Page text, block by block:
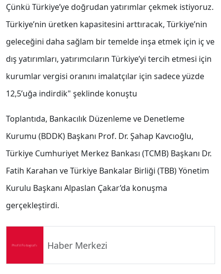
Çünkü Türkiye’ye doğrudan yatırımlar çekmek istiyoruz.
Türkiye’nin üretken kapasitesini arttıracak, Türkiye’nin
geleceğini daha sağlam bir temelde inşa etmek için iç ve
dış yatırımları, yatırımcıların Türkiye’yi tercih etmesi için
kurumlar vergisi oranını imalatçılar için sadece yüzde
12,5’uğa indirdik" şeklinde konuştu
Toplantıda, Bankacılık Düzenleme ve Denetleme
Kurumu (BDDK) Başkanı Prof. Dr. Şahap Kavcıoğlu,
Türkiye Cumhuriyet Merkez Bankası (TCMB) Başkanı Dr.
Fatih Karahan ve Türkiye Bankalar Birliği (TBB) Yönetim
Kurulu Başkanı Alpaslan Çakar’da konuşma
gerçekleştirdi.
Haber Merkezi